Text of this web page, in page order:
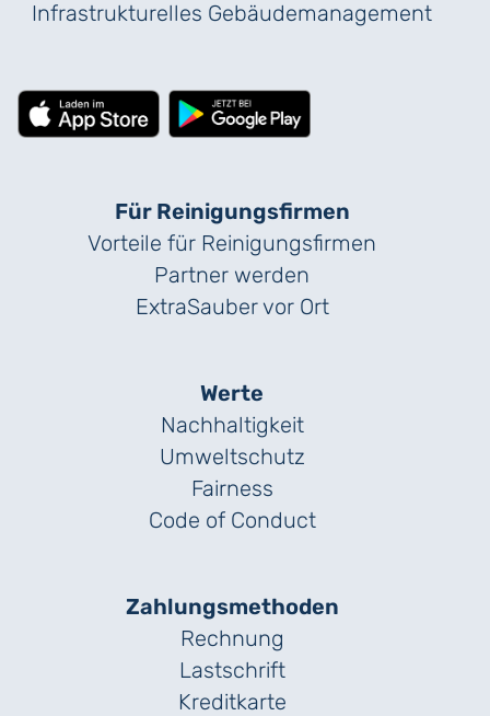
Infrastrukturelles Gebäude­management
Für Reinigungs­firmen
Vorteile für Reinigungs­firmen
Partner werden
ExtraSauber vor Ort
Werte
Nachhaltigkeit
Umweltschutz
Fairness
Code of Conduct
Zahlungs­methoden
Rechnung
Lastschrift
Kreditkarte